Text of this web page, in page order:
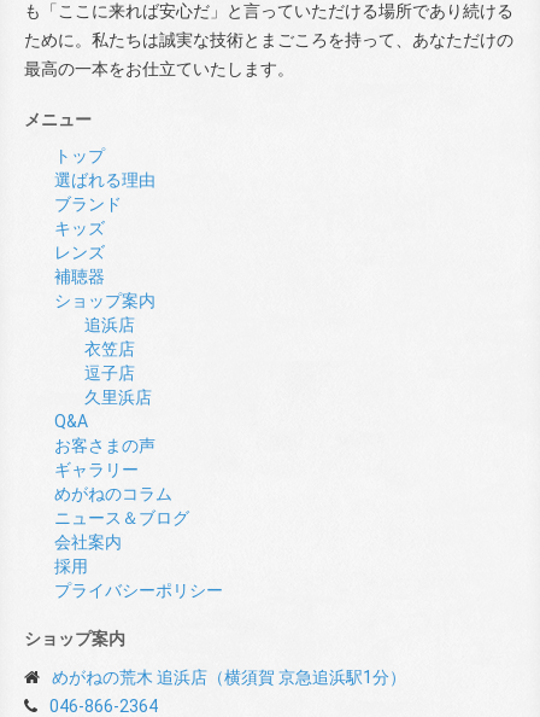
も「ここに来れば安心だ」と言っていただける場所であり続ける
ために。私たちは誠実な技術とまごころを持って、あなただけの
最高の一本をお仕立ていたします。
メニュー
トップ
選ばれる理由
ブランド
キッズ
レンズ
補聴器
ショップ案内
追浜店
衣笠店
逗子店
久里浜店
Q&A
お客さまの声
ギャラリー
めがねのコラム
ニュース＆ブログ
会社案内
採用
プライバシーポリシー
ショップ案内
めがねの荒木 追浜店（横須賀 京急追浜駅1分）
046-866-2364